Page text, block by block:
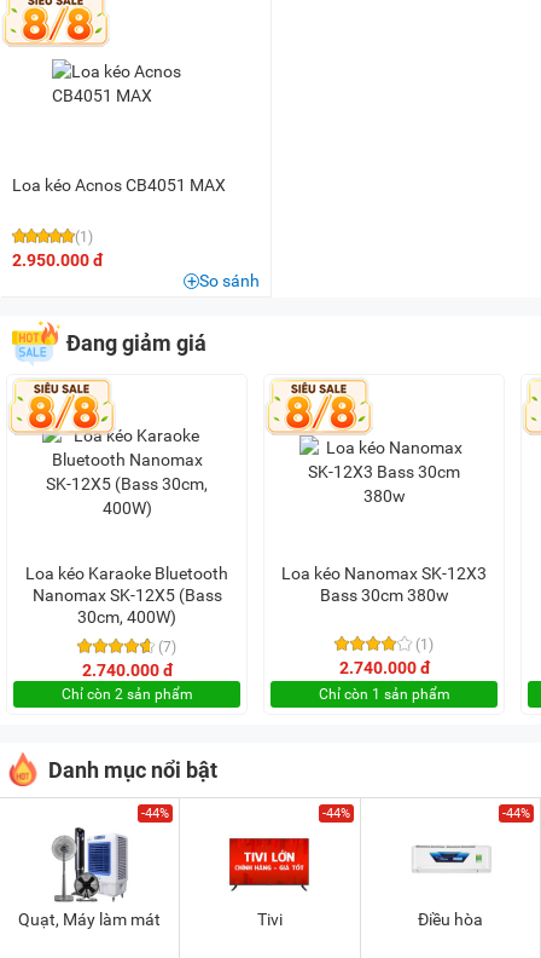
2 triệu - 3 triệu
3 triệu - 5 triệu (17)
10 triệu - 15 triệu (18)
20 triệu - 25 triệu
(2)
30 triệu - 40 triệu
Loa kéo Acnos CB4051 MAX
(1)
2.950.000 đ
So sánh
Đang giảm giá
Loa kéo Karaoke Bluetooth
Nanomax SK-12X5 (Bass
30cm, 400W)
(7)
2.740.000 đ
Chỉ còn 2 sản phẩm
Loa kéo Nanomax SK-12X3
Bass 30cm 380w
(1)
2.740.000 đ
Chỉ còn 1 sản phẩm
Danh mục nổi bật
-44%
Quạt, Máy làm mát
-44%
Tivi
-44%
Điều hòa